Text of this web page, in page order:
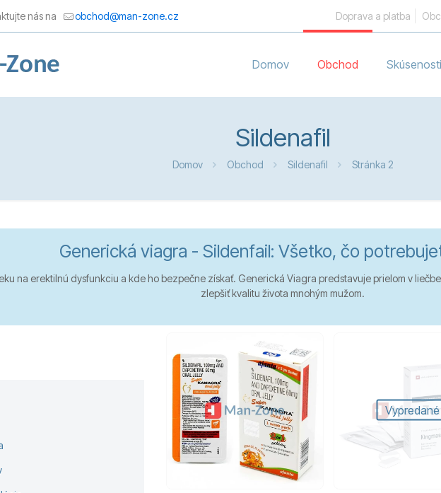
nás na obchod@man-zone.cz Doprava a platba
Domov Obchod Skúsenosti
Sildenafil
Domov Obchod Sildenafil Stránka 2
Generická viagra - Sildenfail: Všetko, čo
na erektilnú dysfunkciu a kde ho bezpečne získať. Generická Viagra predstavuje prielom v
zlepšiť kvalitu života mnohým mužom.
Vypredané